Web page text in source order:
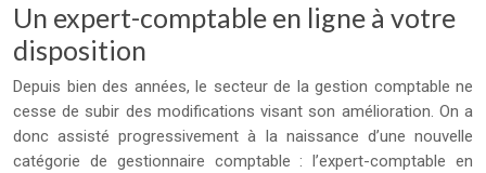
Un expert-comptable en ligne à votre
disposition
Depuis bien des années, le secteur de la gestion comptable ne
cesse de subir des modifications visant son amélioration. On a
donc assisté progressivement à la naissance d’une nouvelle
catégorie de gestionnaire comptable : l’expert-comptable en